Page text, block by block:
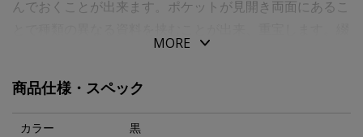
んでおくことが出来ます。ポケットが見開き両面にあるこ
じ具やビス・針などは使用していませんので、そのままシ
４サイズの書類を収納できます。
MORE
商品仕様・スペック
カラー
黒